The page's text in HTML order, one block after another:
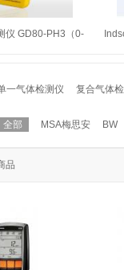
仪 GD80-PH3（0-
一气体检测仪 复合气体
全部 MSA梅思安
BW
品